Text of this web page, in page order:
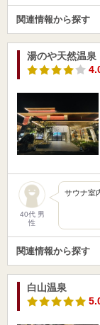
関連情報から探す
湯のや天然温
40代 男
性
サウナ室
関連情報から探す
白山温泉